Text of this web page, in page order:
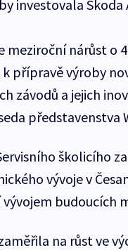
investovala
meziroční nárůst o
přípravě výroby
závodů a jejich
představenstva
školicího
vývoje v
budoucích
na růst ve